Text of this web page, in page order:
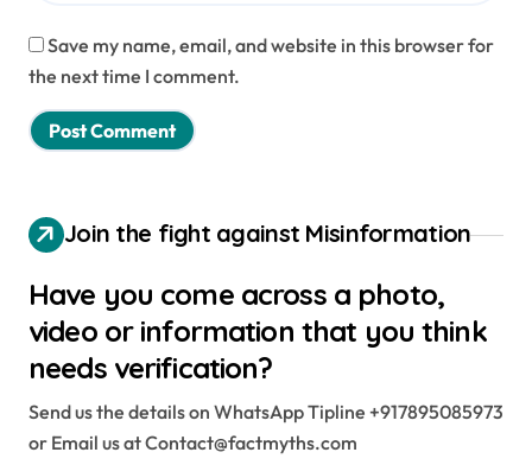
Save my name, email, and website in this browser for
the next time I comment.
Join the fight against Misinformation
Have you come across a photo,
video or information that you think
needs verification?
Send us the details on WhatsApp Tipline +917895085973
or Email us at Contact@factmyths.com